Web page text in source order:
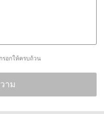
อกให้ครบถ้วน